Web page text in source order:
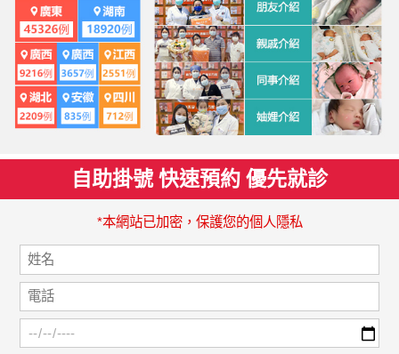
自助掛號 快速預約 優先就診
*本網站已加密，保護您的個人隱私